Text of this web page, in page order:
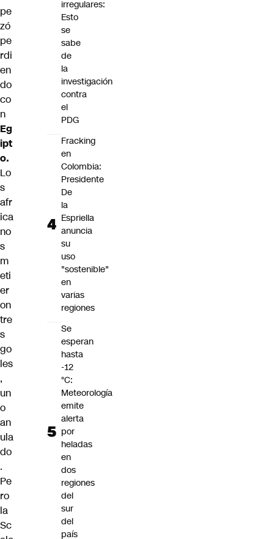
pe
zó
pe
rdi
en
do
co
n
Eg
ipt
o.
Lo
s
afr
ica
no
s
m
eti
er
on
tre
s
go
les
,
un
o
an
ula
do
.
Pe
ro
la
Sc
irregulares:
Esto
se
sabe
de
la
investigación
contra
el
PDG
Fracking
en
Colombia:
Presidente
De
la
Espriella
anuncia
su
uso
"sostenible"
en
varias
regiones
Se
esperan
hasta
-12
°C:
Meteorología
emite
alerta
por
heladas
en
dos
regiones
del
sur
del
país